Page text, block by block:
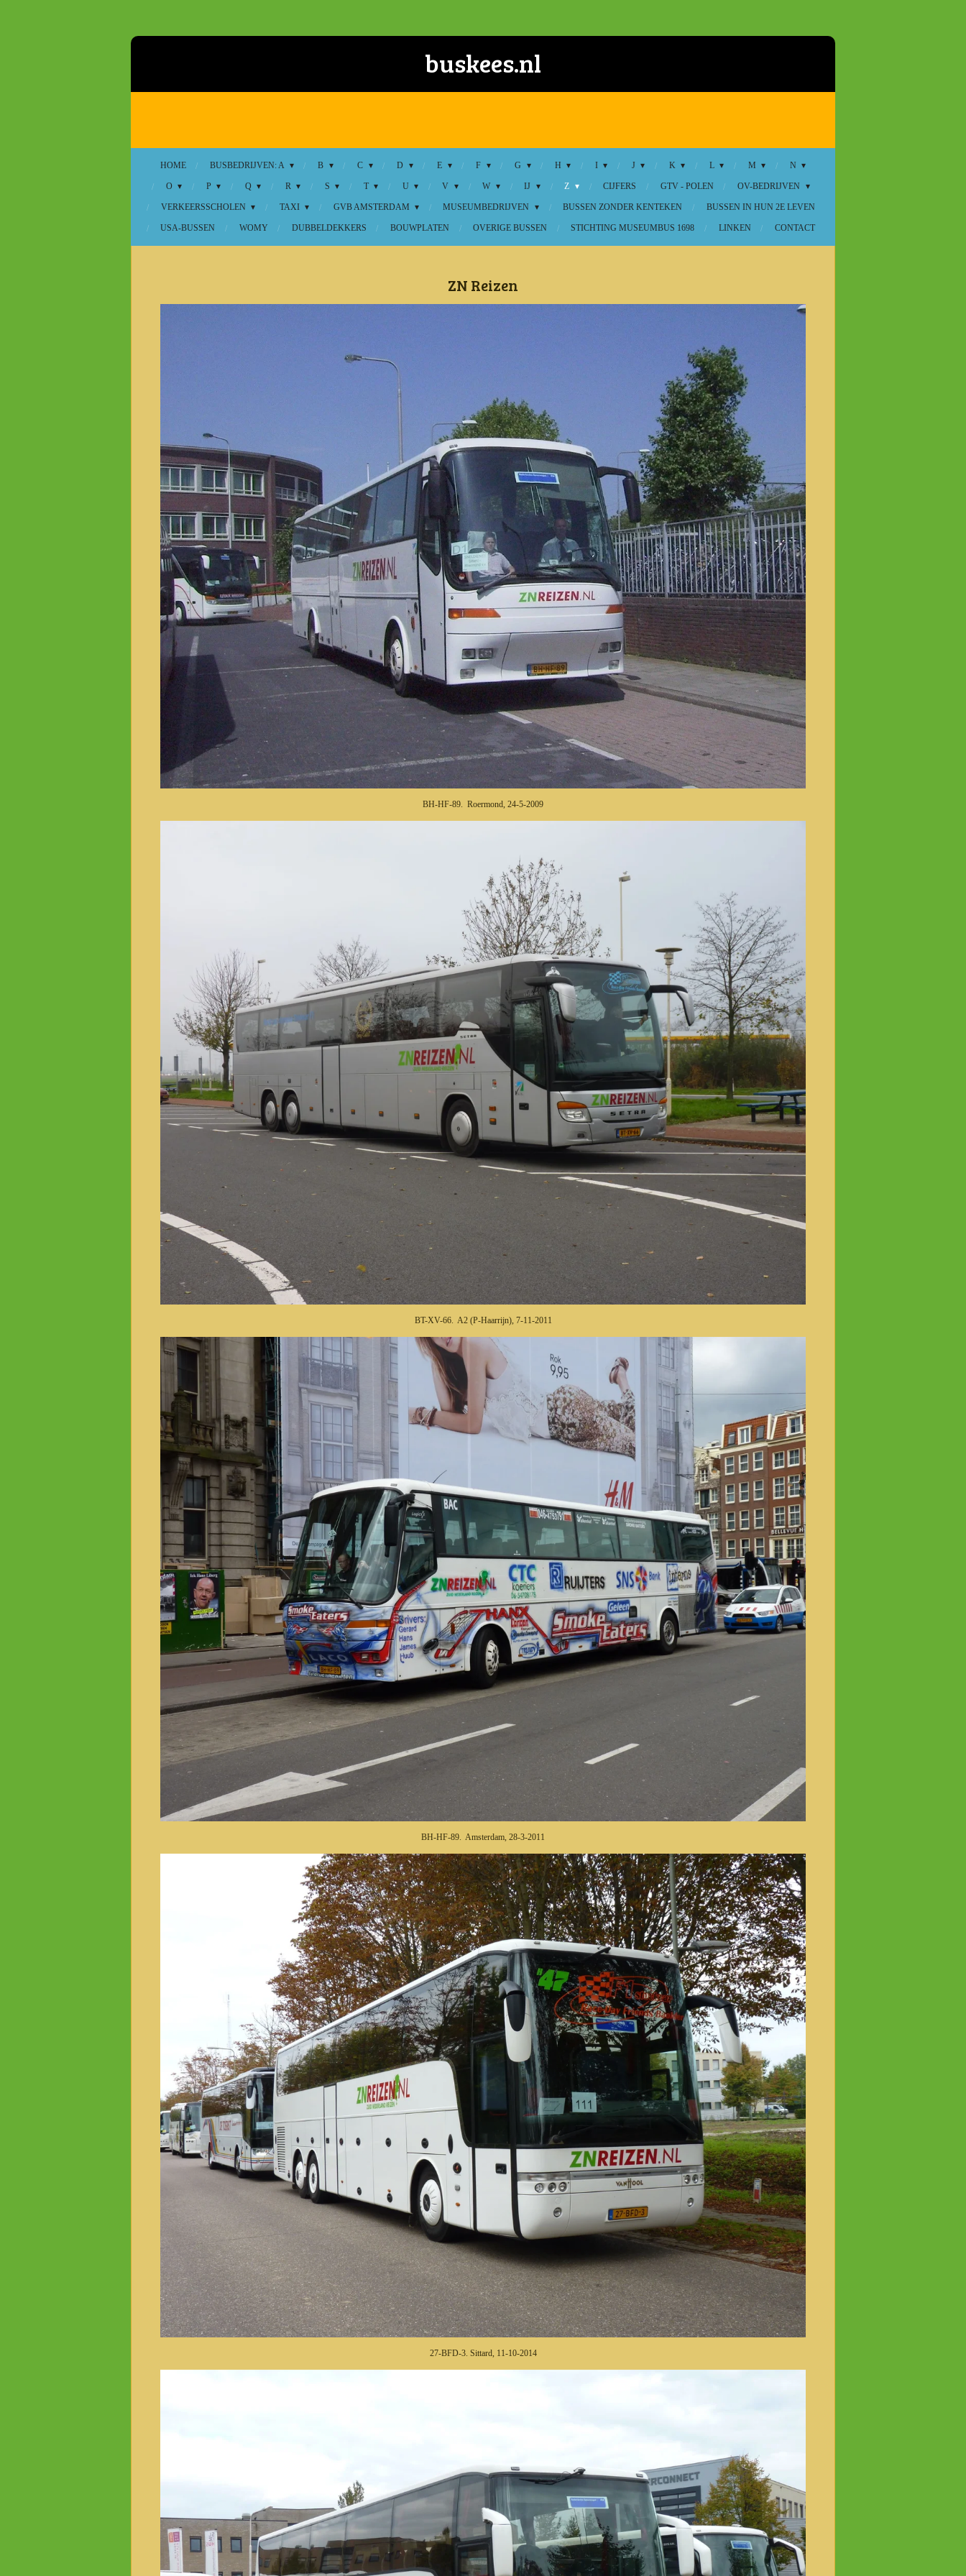
buskees.nl
HOME BUSBEDRIJVEN: A B C D E F G H I J K L M N
O P Q R S T U V W IJ Z CIJFERS GTV - POLEN OV-BEDRIJVEN
VERKEERSSCHOLEN TAXI GVB AMSTERDAM MUSEUMBEDRIJVEN BUSSEN ZONDER KENTEKEN BUSSEN IN HUN 2E LEVEN
USA-BUSSEN WOMY DUBBELDEKKERS BOUWPLATEN OVERIGE BUSSEN STICHTING MUSEUMBUS 1698 LINKEN CONTACT
ZN Reizen
BH-HF-89. Roermond, 24-5-2009
BT-XV-66. A2 (P-Haarrijn), 7-11-2011
BH-HF-89. Amsterdam, 28-3-2011
27-BFD-3. Sittard, 11-10-2014